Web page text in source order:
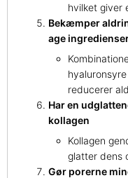
hvilket giver
Bekæmper
age
reducerer
Har en
kollagen
Kollagen
glatter dens
Gør porerne